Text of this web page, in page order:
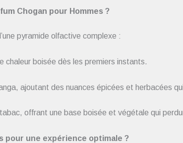
Chogan pour Hommes ?
pyramide olfactive complexe :
chaleur boisée dès les premiers instants.
ajoutant des nuances épicées et herbacées
offrant une base boisée et végétale qui
pour une expérience optimale ?